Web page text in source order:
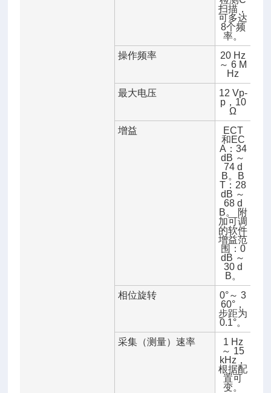
扫描，
可多达
8个频
率。
操作频率
20 Hz
～ 6 M
Hz
最大电压
12 Vp-
p，10
Ω
增益
ECT
和EC
A：34
dB ～
74 d
B。B
T：28
dB ～
68 d
B。 附
加可调
的软件
增益范
围：0
dB ～
30 d
B。
相位旋转
0°～ 3
60°，
步距为
0.1°。
采集（测量）速率
1 Hz
～ 15
kHz，
根据配
置可
变。